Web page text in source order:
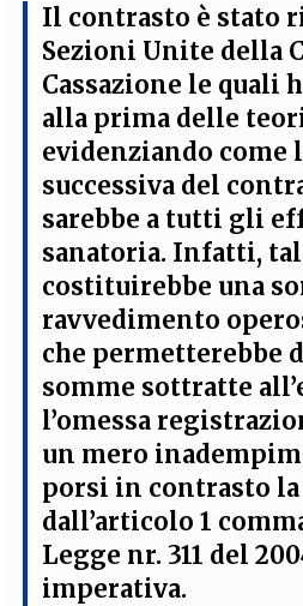
Il contrasto è stato
Sezioni Unite della
Cassazione le quali
alla prima delle
evidenziando come
successiva del
sarebbe a tutti gli
sanatoria. Infatti,
costituirebbe una
ravvedimento
che permetterebbe
somme sottratte
l’omessa
un mero
porsi in contrasto
dall’articolo 1
Legge nr. 311 del
imperativa.